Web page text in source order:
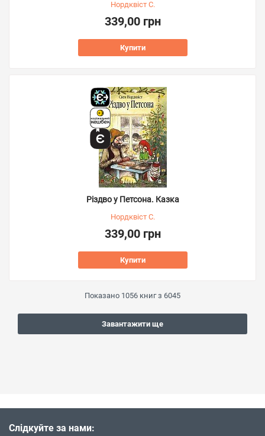
Нордквіст С.
339,00 грн
Купити
Різдво у Петсона. Казка
Нордквіст С.
339,00 грн
Купити
Показано 1056 книг з 6045
Завантажити ще
Слідкуйте за нами: